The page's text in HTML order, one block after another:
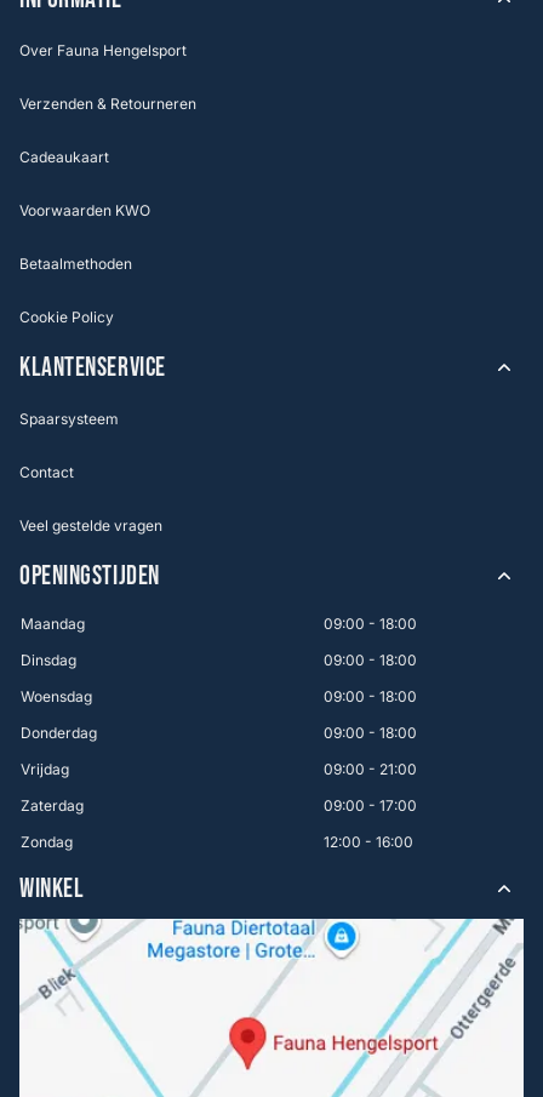
Over Fauna Hengelsport
Verzenden & Retourneren
Cadeaukaart
Voorwaarden KWO
Betaalmethoden
Cookie Policy
KLANTENSERVICE
Spaarsysteem
Contact
Veel gestelde vragen
OPENINGSTIJDEN
Maandag
09:00 - 18:00
Dinsdag
09:00 - 18:00
Woensdag
09:00 - 18:00
Donderdag
09:00 - 18:00
Vrijdag
09:00 - 21:00
Zaterdag
09:00 - 17:00
Zondag
12:00 - 16:00
WINKEL